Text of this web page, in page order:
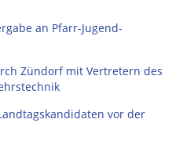
an Pfarr-Jugend-
Zündorf mit Vertretern des
vor der